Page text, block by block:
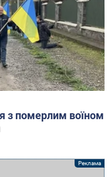
з померлим воїном